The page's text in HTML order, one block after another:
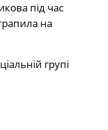
під час
на
групі